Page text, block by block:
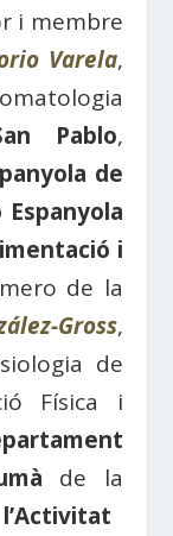
i membre
Varela,
Pablo,
de
Espanyola
i
de la
Gross,
de
Física i
de la